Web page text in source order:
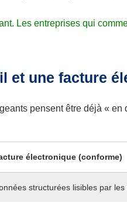
Les entreprises qui
et une facture
pensent être déjà «
électronique (conforme)
structurées lisibles par